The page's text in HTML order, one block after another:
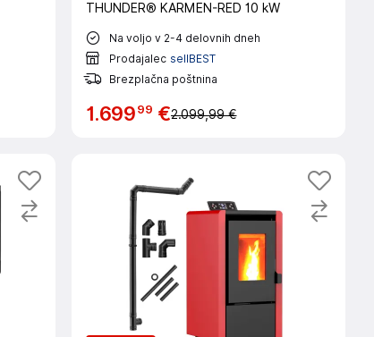
THUNDER® KARMEN-RED 10 kW
Na voljo v 2-4 delovnih dneh
Prodajalec sellBEST
Brezplačna poštnina
1.69999 €2.099,99 €